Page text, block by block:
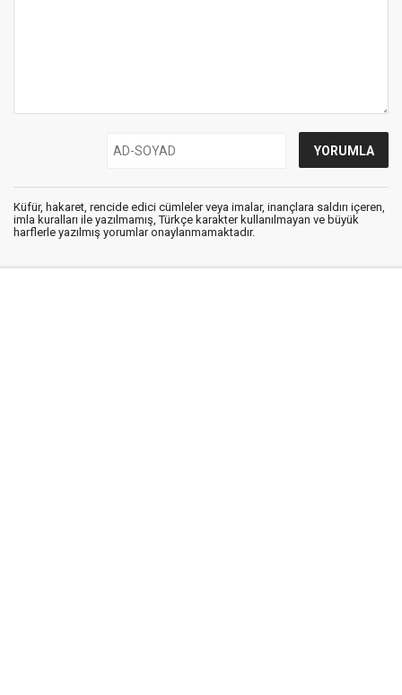
Küfür, hakaret, rencide edici cümleler veya imalar, inançlara saldırı içeren,
imla kuralları ile yazılmamış, Türkçe karakter kullanılmayan ve büyük
harflerle yazılmış yorumlar onaylanmamaktadır.